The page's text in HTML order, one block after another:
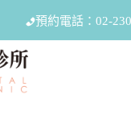
預約電話：02-